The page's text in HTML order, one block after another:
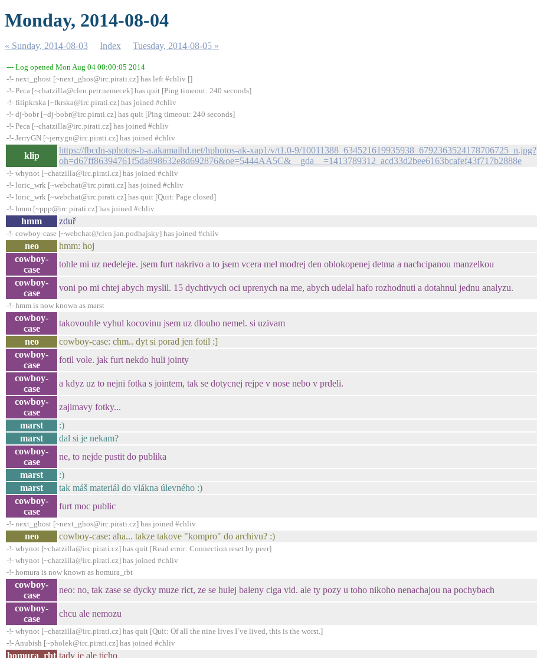
Monday, 2014-08-04
« Sunday, 2014-08-03 Index Tuesday, 2014-08-05 »
--- Log opened Mon Aug 04 00:00:05 2014
-!- next_ghost [~next_ghos@irc.pirati.cz] has left #chliv []
-!- Peca [~chatzilla@clen.petr.nemecek] has quit [Ping timeout: 240 seconds]
-!- filipkrska [~fkrska@irc.pirati.cz] has joined #chliv
-!- dj-bobr [~dj-bobr@irc.pirati.cz] has quit [Ping timeout: 240 seconds]
-!- Peca [~chatzilla@irc.pirati.cz] has joined #chliv
-!- JerryGN [~jerrygn@irc.pirati.cz] has joined #chliv
klip
https://fbcdn-sphotos-b-a.akamaihd.net/hphotos-ak-xap1/v/t1.0-9/10011388_634521619935938_6792363524178706725_n.jpg?
oh=d67ff86394761f5da898632e8d692876&oe=5444AA5C&__gda__=1413789312_acd33d2bee6163bcafef43f717b2888e
-!- whynot [~chatzilla@irc.pirati.cz] has joined #chliv
-!- loric_wrk [~webchat@irc.pirati.cz] has joined #chliv
-!- loric_wrk [~webchat@irc.pirati.cz] has quit [Quit: Page closed]
-!- hmm [~ppp@irc.pirati.cz] has joined #chliv
hmm zduř
-!- cowboy-case [~webchat@clen.jan.podhajsky] has joined #chliv
neo hmm: hoj
cowboy-
case
tohle mi uz nedelejte. jsem furt nakrivo a to jsem vcera mel modrej den oblokopenej detma a nachcipanou manzelkou
cowboy-
case
voni po mi chtej abych myslil. 15 dychtivych oci uprenych na me, abych udelal hafo rozhodnuti a dotahnul jednu analyzu.
-!- hmm is now known as marst
cowboy-
case
takovouhle vyhul kocovinu jsem uz dlouho nemel. si uzivam
neo
cowboy-case: chm.. dyt si porad jen fotil :]
cowboy-
case
fotil vole. jak furt nekdo huli jointy
cowboy-
case
a kdyz uz to nejni fotka s jointem, tak se dotycnej rejpe v nose nebo v prdeli.
cowboy-
case
zajimavy fotky...
marst
:)
marst
dal si je nekam?
cowboy-
case
ne, to nejde pustit do publika
marst
:)
marst
tak máš materiál do vlákna úlevného :)
cowboy-
case
furt moc public
-!- next_ghost [~next_ghos@irc.pirati.cz] has joined #chliv
neo cowboy-case: aha... takze takove "kompro" do archivu? :)
-!- whynot [~chatzilla@irc.pirati.cz] has quit [Read error: Connection reset by peer]
-!- whynot [~chatzilla@irc.pirati.cz] has joined #chliv
-!- homura is now known as homura_rbt
cowboy-
case
neo: no, tak zase se dycky muze rict, ze se hulej baleny ciga vid. ale ty pozy u toho nikoho nenachajou na pochybach
cowboy-
case
chcu ale nemozu
-!- whynot [~chatzilla@irc.pirati.cz] has quit [Quit: Of all the nine lives I´ve lived, this is the worst.]
-!- Anubish [~pholek@irc.pirati.cz] has joined #chliv
homura_rbt tady je ale ticho